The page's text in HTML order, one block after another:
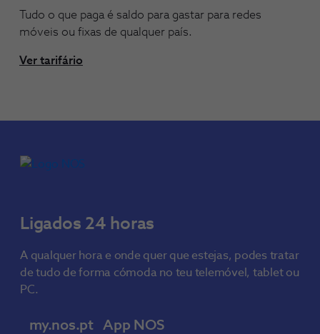
Tudo o que paga é saldo para gastar para redes
móveis ou fixas de qualquer país.
Ver tarifário
Ligados 24 horas
A qualquer hora e onde quer que estejas, podes tratar
de tudo de forma cómoda no teu telemóvel, tablet ou
PC.
my.nos.pt App NOS